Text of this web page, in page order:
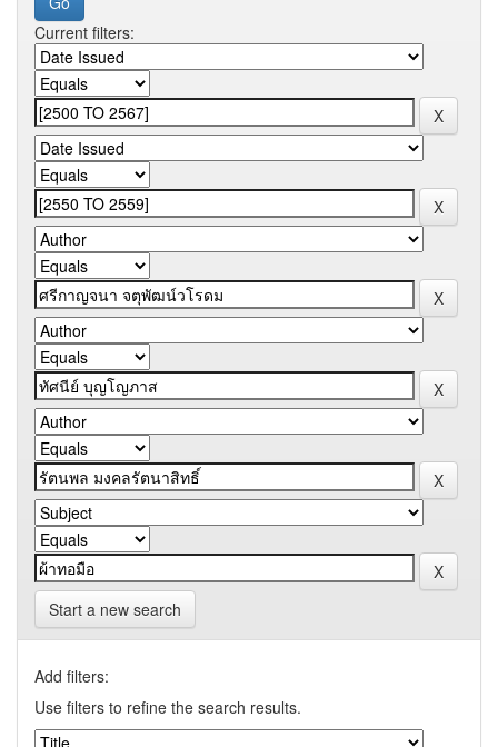
Current filters:
Start a new search
Add filters:
Use filters to refine the search results.